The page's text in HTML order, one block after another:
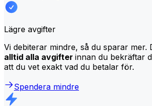
Lägre avgifter
Vi debiterar mindre, så du sparar mer.
alltid alla avgifter innan du bekräftar
att du vet exakt vad du betalar för.
Spendera mindre